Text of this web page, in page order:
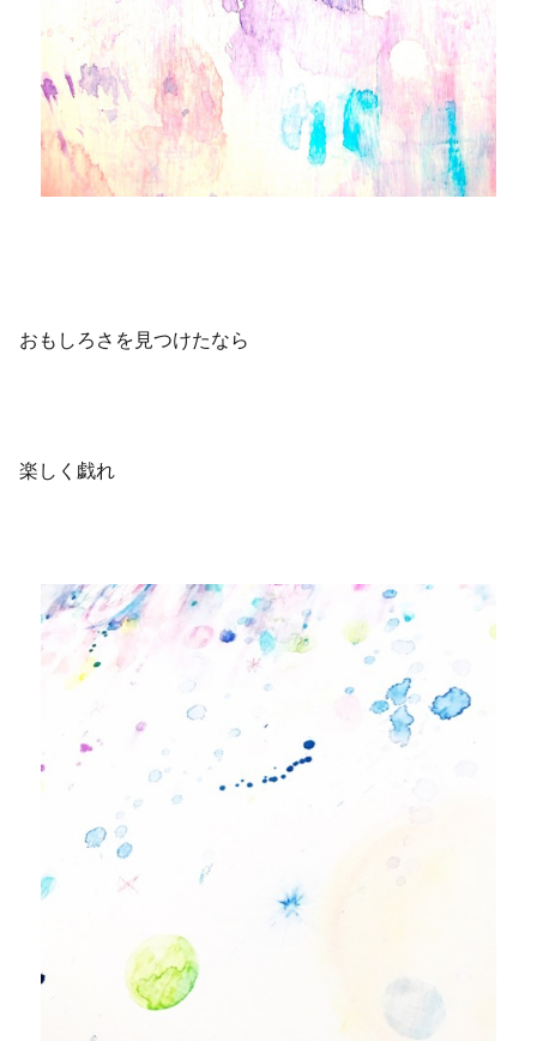
おもしろさを見つけたなら
楽しく戯れ